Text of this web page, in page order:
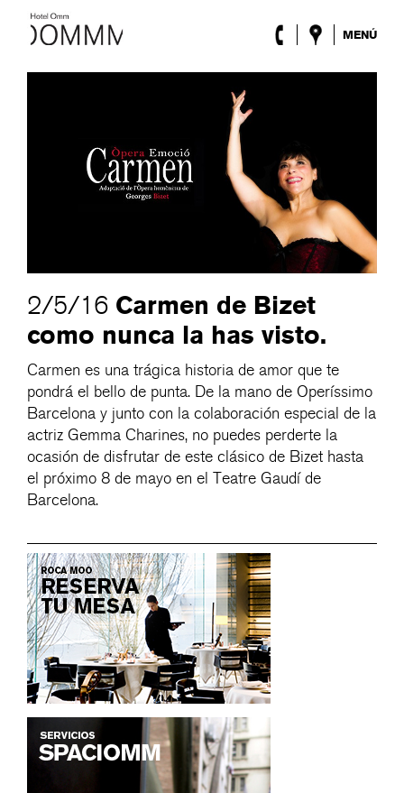
MENÚ
El Hotel
Lobby & Club
2/5/16 Carmen de Bizet
como nunca la has visto.
Carmen es una trágica historia de amor que te
pondrá el bello de punta. De la mano de Operíssimo
Barcelona y junto con la colaboración especial de la
actriz Gemma Charines, no puedes perderte la
ocasión de disfrutar de este clásico de Bizet hasta
el próximo 8 de mayo en el Teatre Gaudí de
Barcelona.